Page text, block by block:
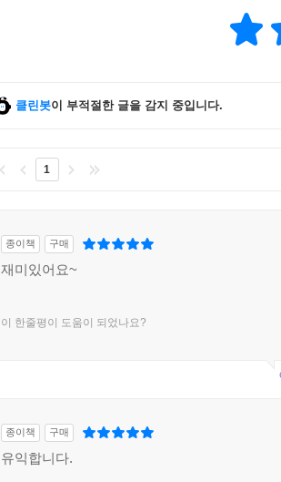
클린봇이 부적절한 글을 감지 중입니다.
1
종이책 구매
재미있어요~
이 한줄평이 도움이 되었나요?
종이책 구매
유익합니다.